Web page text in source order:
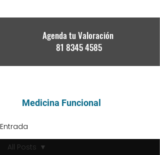
Agenda tu Valoración
81 8345 4585
Medicina Funcional
Entrada
All Posts